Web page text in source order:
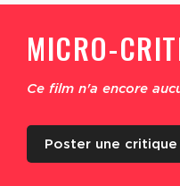
MICRO-
Ce film n'a encore
Poster une critique